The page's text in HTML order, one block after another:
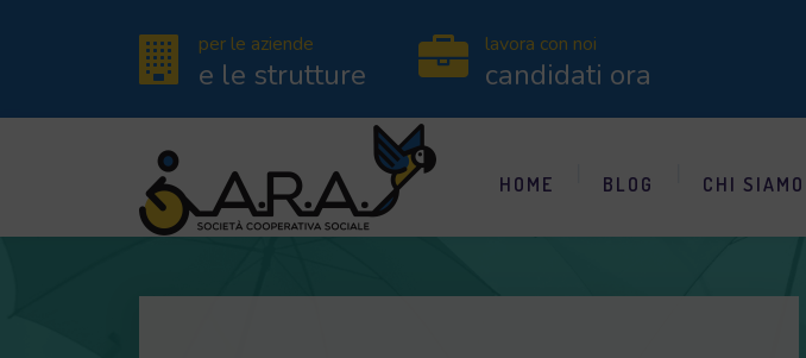
per le aziende
e le strutture
lavora con noi
candidati ora
HOME BLOG CHI SIAMO